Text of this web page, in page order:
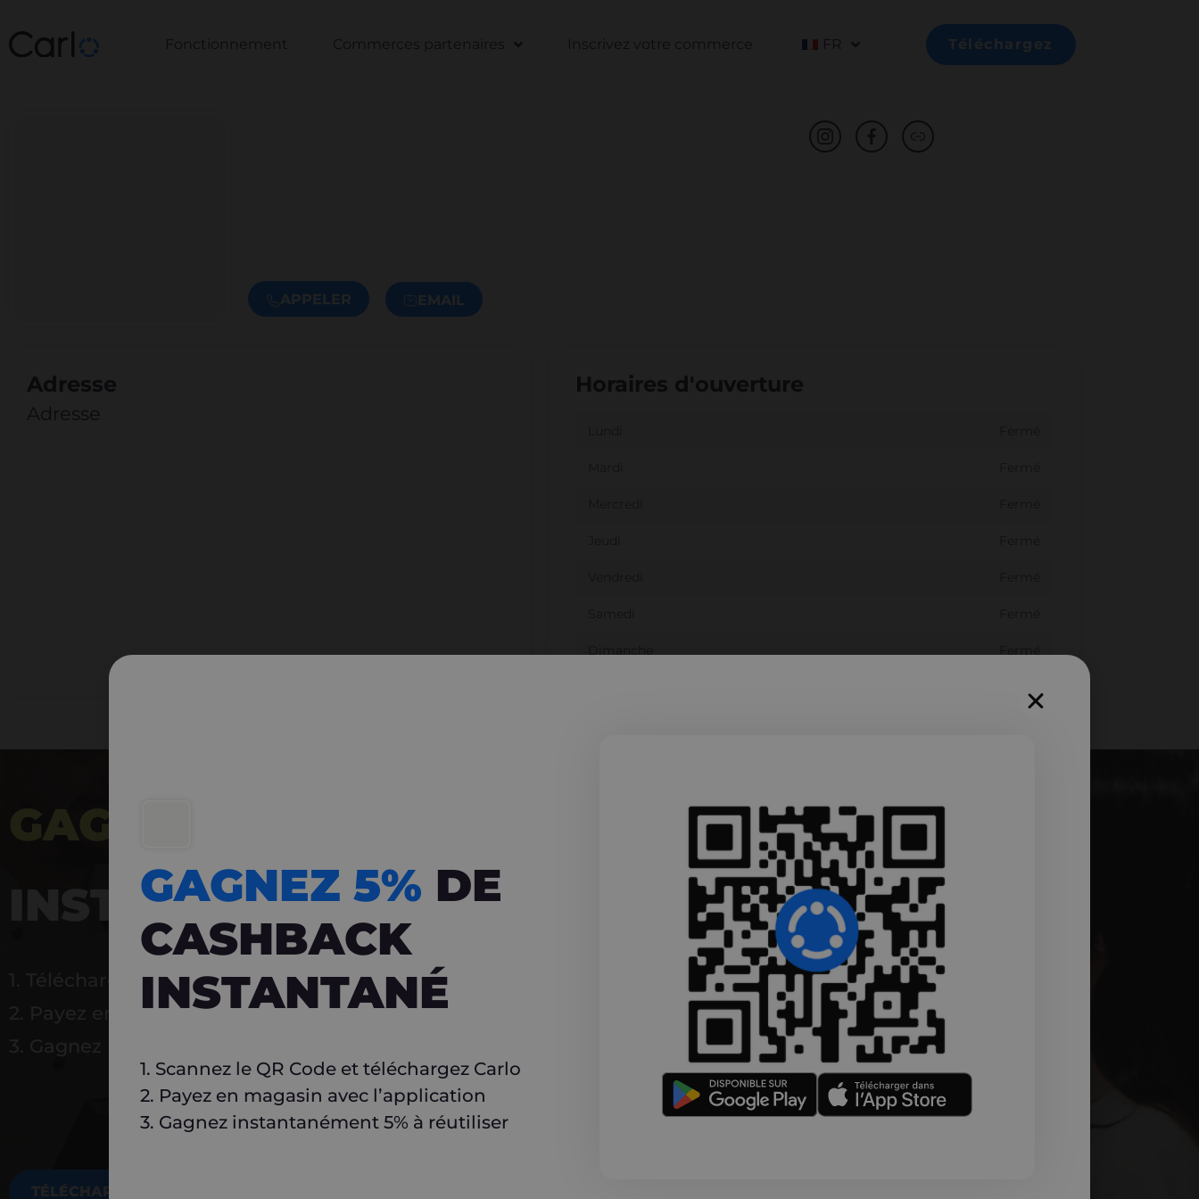
Fonctionnement Commerces partenaires Inscrivez votre commerce FR Téléchargez
APPELER EMAIL
Adresse
Adresse
Horaires d'ouverture
GAGNEZ 5%
INSTANTANÉ
1. Téléchargez Carlo
2. Payez en magasin avec l’application
TÉLÉCHARGEZ MAINTENANT
GAGNEZ 5% DE
CASHBACK
INSTANTANÉ
1. Scannez le QR Code et téléchargez Carlo
2. Payez en magasin avec l’application
3. Gagnez instantanément 5% à réutiliser